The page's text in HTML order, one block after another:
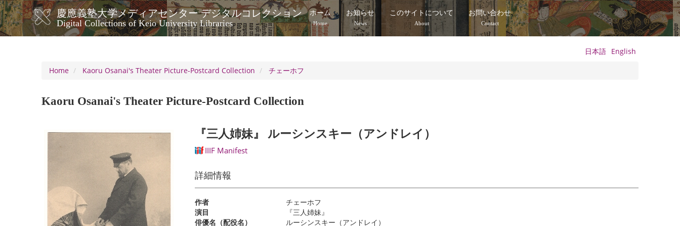
Skip
to
main
content
慶應義塾大学メディアセンター デジタルコレクション
Digital Collections of Keio University Libraries
メ
イ
ビ
シ
ン
ホーム
Home
お知らせ
News
このサイトについて
About
お問い合わせ
Contact
日本語 English
Home
Kaoru Osanai's Theater Picture-Postcard Collection チェーホフ
Kaoru Osanai's Theater Picture-Postcard Collection
『三人姉妹』 ルーシンスキー（アンドレイ）
IIIF Manifest
詳細情報
作者
チェーホフ
演目
『三人姉妹』
俳優名（配役名）
ルーシンスキー（アンドレイ）